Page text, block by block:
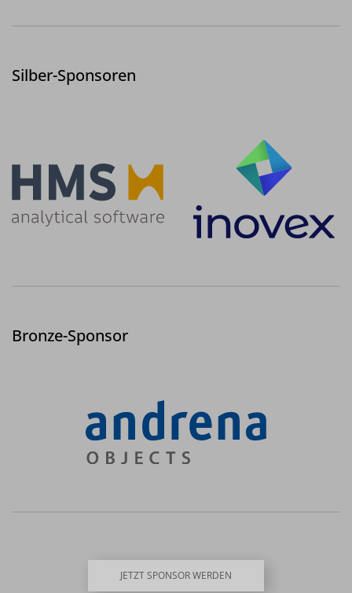
Silber-Sponsoren
Bronze-Sponsor
JETZT SPONSOR WERDEN